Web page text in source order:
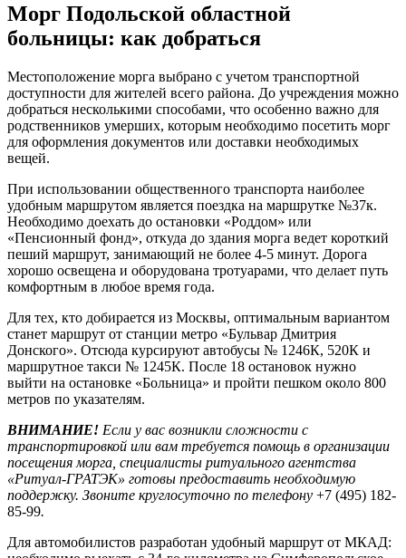
Морг Подольской областной
больницы: как добраться
Местоположение морга выбрано с учетом транспортной
доступности для жителей всего района. До учреждения можно
добраться несколькими способами, что особенно важно для
родственников умерших, которым необходимо посетить морг
для оформления документов или доставки необходимых
вещей.
При использовании общественного транспорта наиболее
удобным маршрутом является поездка на маршрутке №37к.
Необходимо доехать до остановки «Роддом» или
«Пенсионный фонд», откуда до здания морга ведет короткий
пеший маршрут, занимающий не более 4-5 минут. Дорога
хорошо освещена и оборудована тротуарами, что делает путь
комфортным в любое время года.
Для тех, кто добирается из Москвы, оптимальным вариантом
станет маршрут от станции метро «Бульвар Дмитрия
Донского». Отсюда курсируют автобусы № 1246К, 520К и
маршрутное такси № 1245К. После 18 остановок нужно
выйти на остановке «Больница» и пройти пешком около 800
метров по указателям.
ВНИМАНИЕ! Если у вас возникли сложности с
транспортировкой или вам требуется помощь в организации
посещения морга, специалисты ритуального агентства
«Ритуал-ГРАТЭК» готовы предоставить необходимую
поддержку. Звоните круглосуточно по телефону +7 (495) 182-
85-99.
Для автомобилистов разработан удобный маршрут от МКАД: